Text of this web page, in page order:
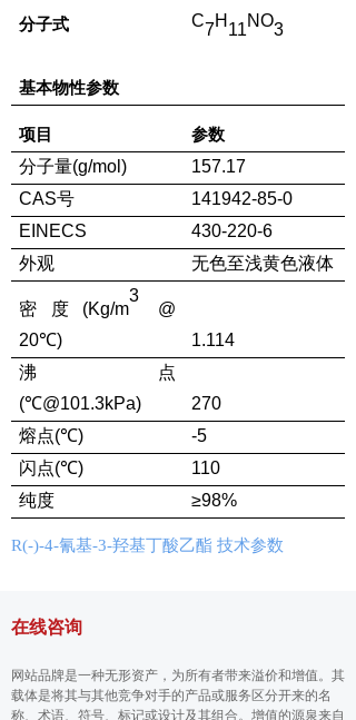
分子式 C7H 11NO3
基本物性参数
项目 参数
分子量(g/mol)
157.17
CAS号
141942-85-0
EINECS
430-220-6
外观
无色至浅黄色液体
密度 (Kg/m
3
@
20℃)
1.114
沸点
(℃@101.3kPa)
270
熔点(℃)
-5
闪 点(℃)
110
纯度
≥98%
R(-)-4-氰基-3-羟基丁酸乙酯 技术参数
在线咨询
网站品牌是一种无形资产，为所有者带来溢价和增值。其
载体是将其与其他竞争对手的产品或服务区分开来的名
称、术语、符号、标记或设计及其组合。增值的源泉来自